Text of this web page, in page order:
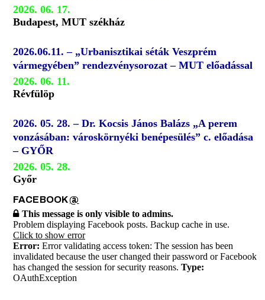
2026. 06. 17.
Budapest, MUT székház
2026.06.11. – „Urbanisztikai séták Veszprém
vármegyében” rendezvénysorozat – MUT előadással
2026. 06. 11.
Révfülöp
2026. 05. 28. – Dr. Kocsis János Balázs „A perem
vonzásában: városkörnyéki benépesülés” c. előadása
– GYŐR
2026. 05. 28.
Győr
FACEBOOK@
This message is only visible to admins.
Problem displaying Facebook posts. Backup cache in use.
Click to show error
Error: Error validating access token: The session has been
invalidated because the user changed their password or Facebook
has changed the session for security reasons. Type:
OAuthException